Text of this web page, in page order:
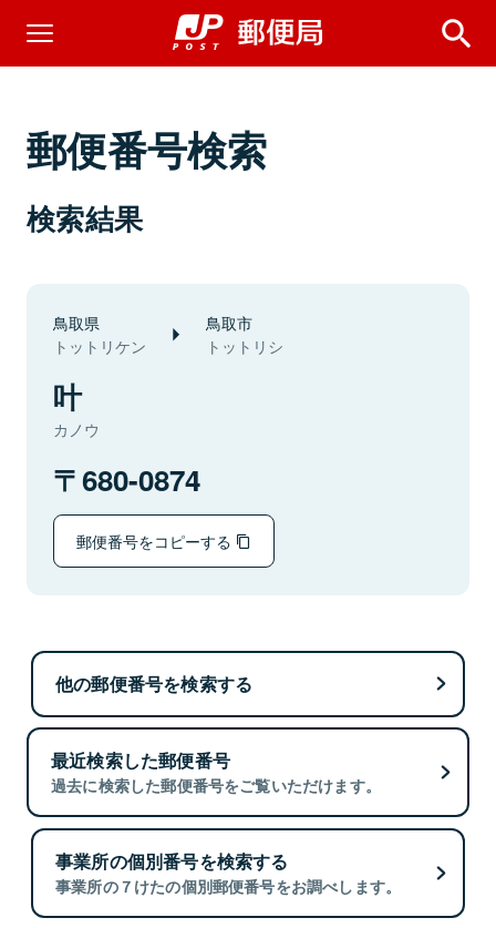
郵便番号検索
検索結果
鳥取県
トットリケン
鳥取市
トットリシ
叶
カノウ
680-0874
郵便番号をコピーする
他の郵便番号を検索する
最近検索した郵便番号
過去に検索した郵便番号をご覧いただけます。
事業所の個別番号を検索する
事業所の７けたの個別郵便番号をお調べします。